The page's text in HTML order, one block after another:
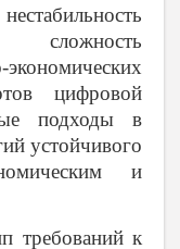
сложность
цифровой
подходы в
устойчивого
и
требований к